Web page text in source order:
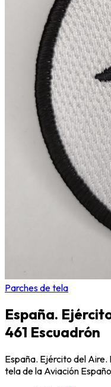
Parches de tela
España.
461 Escuadrón
España. Ejército del Aire.
tela de la Aviación